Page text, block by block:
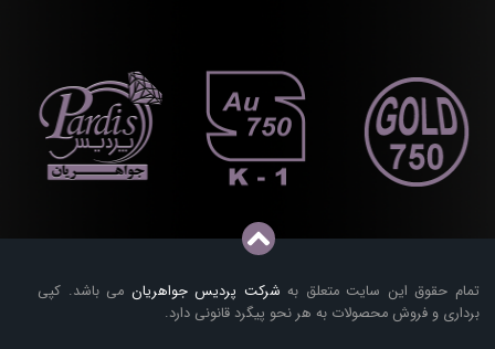
تمام حقوق این سایت متعلق به شرکت پردیس جواهریان می باشد. کپی
برداری و فروش محصولات به هر نحو پیگرد قانونی دارد.